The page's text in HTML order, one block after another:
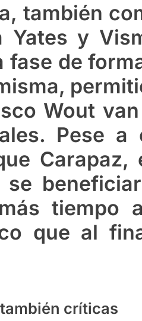
también
Yates y
fase de
Wout
Pese a
Carapaz,
tiempo
que al
críticas